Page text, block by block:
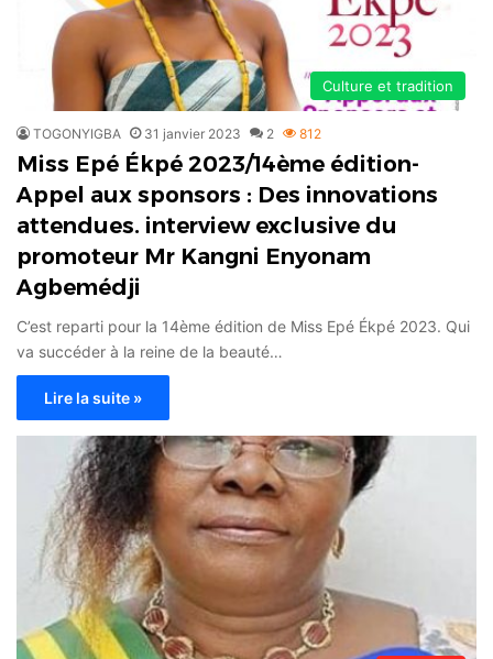
Culture et tradition
TOGONYIGBA 31 janvier 2023 2 812
Miss Epé Ékpé 2023/14ème édition-
Appel aux sponsors : Des innovations
attendues. interview exclusive du
promoteur Mr Kangni Enyonam
Agbemédji
C’est reparti pour la 14ème édition de Miss Epé Ékpé 2023. Qui
va succéder à la reine de la beauté…
Lire la suite »